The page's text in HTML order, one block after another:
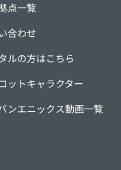
点一覧
合わせ
ルの方はこちら
ットキャラクター
ンエニックス動画一覧